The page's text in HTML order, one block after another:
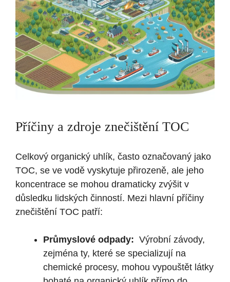
Příčiny ⁣a zdroje znečištění TOC
Celkový organický uhlík, často označovaný jako
⁤TOC, se ⁢ve vodě vyskytuje přirozeně, ale jeho
koncentrace se mohou dramaticky‌ zvýšit v
důsledku lidských činností. Mezi hlavní příčiny
znečištění TOC patří:
Průmyslové odpady: ‍ Výrobní závody,
zejména⁣ ty, které se specializují na
chemické procesy,⁤ mohou vypouštět látky